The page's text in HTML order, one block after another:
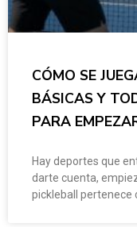
CÓMO SE
BÁSICAS Y
PARA
Hay deportes que
darte cuenta,
pickleball pertenece